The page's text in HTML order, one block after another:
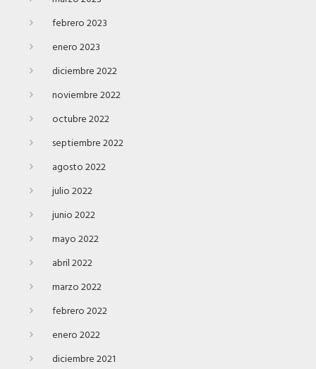
febrero 2023
enero 2023
diciembre 2022
noviembre 2022
octubre 2022
septiembre 2022
agosto 2022
julio 2022
junio 2022
mayo 2022
abril 2022
marzo 2022
febrero 2022
enero 2022
diciembre 2021